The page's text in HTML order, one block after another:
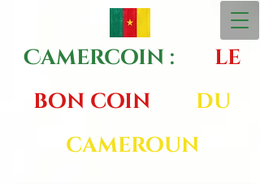
Camercoin :
le
bon coin
du
cameroun